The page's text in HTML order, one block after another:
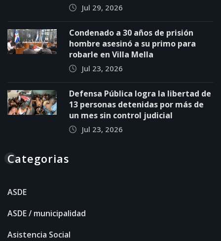
Jul 29, 2026
Condenado a 30 años de prisión
hombre asesinó a su primo para
robarle en Villa Mella
Jul 23, 2026
Defensa Pública logra la libertad de
13 personas detenidas por más de
un mes sin control judicial
Jul 23, 2026
Categorias
ASDE
ASDE / municipalidad
Asistencia Social